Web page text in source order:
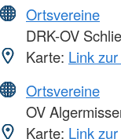
Ortsvereine
DRK-OV
Karte: Link
Ortsvereine
OV
Karte: Link